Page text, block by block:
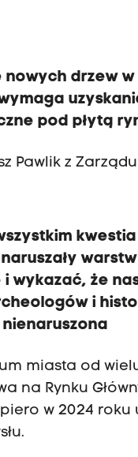
nowych drzew
pod płytą
Pawlik z
wykazać, że
i
miasta od
na Rynku
w 2024